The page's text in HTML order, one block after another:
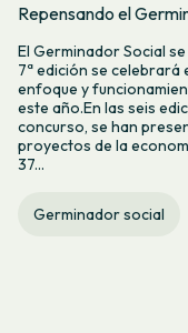
Repensando el
El Germinador Social
7ª edición se celebrará
enfoque y
este año.En las seis
concurso, se han
proyectos de la
37...
Germinador social